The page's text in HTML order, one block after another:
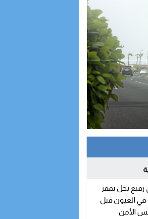
رفيع يحل بمقر
في العيون قبل
الأمن